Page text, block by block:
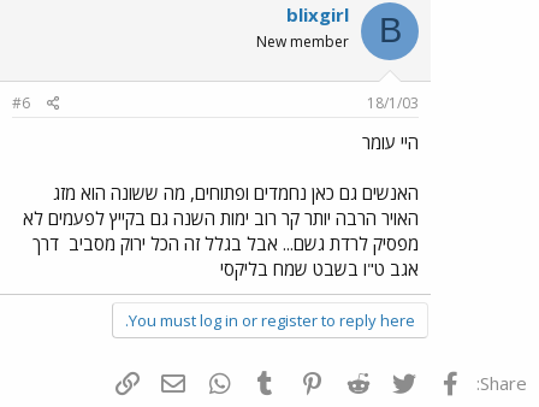
B
blixgirl
New member
18/1/03
#6
היי עומר
האנשים גם כאן נחמדים ופתוחים, מה ששונה הוא מזג
האויר הרבה יותר קר רוב ימות השנה גם בקייץ לפעמים לא
מפסיק לרדת גשם... אבל בגלל זה הכל ירוק מסביב דרך
אגב ט"ו בשבט שמח בליקסי
You must log in or register to reply here.
Share: פייסבוק Twitter
Reddit
Pinterest
Tumblr
WhatsAppדואר אלקטרוני